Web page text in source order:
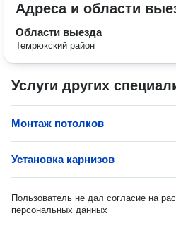
Адреса и области
Области выезда
Темрюкский район
Услуги других
Монтаж потолков
Установка карнизов
Пользователь не дал согласие на
персональных данных